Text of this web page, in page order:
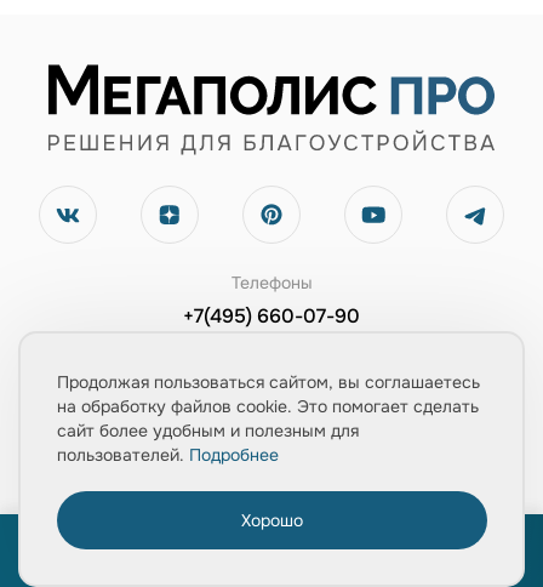
Телефоны
+7(495) 660-07-90
Электронная почта
zayavka@mpolis-pro.ru
Обратный звонок
Продолжая пользоваться сайтом, вы соглашаетесь
на обработку файлов cookie. Это помогает сделать
сайт более удобным и полезным для
пользователей. Подробнее
Хорошо